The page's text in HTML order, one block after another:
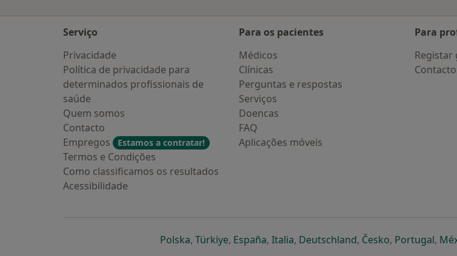
Serviço
Privacidade
Política de privacidade para
determinados profissionais de
saúde
Quem somos
Contacto
Empregos
Estamos a contratar!
Termos e Condições
Como classificamos os resultados
Acessibilidade
Para os pacientes
Médicos
Clínicas
Perguntas e respostas
Serviços
Doencas
FAQ
Aplicações móveis
Para
Contacto
Polskaabre num novo separador
, Türkiyeabre num novo separador
, Españaabre num novo separador
, Italiaabre num novo separador
, Deutschlandabre num novo
, Českoabre num
, Portugal,